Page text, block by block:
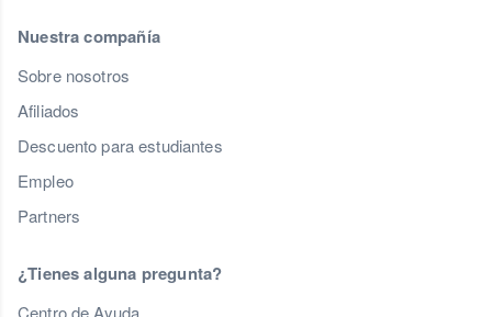
Nuestra compañía
Sobre nosotros
Afiliados
Descuento para estudiantes
Empleo
Partners
¿Tienes alguna pregunta?
Centro de Ayuda